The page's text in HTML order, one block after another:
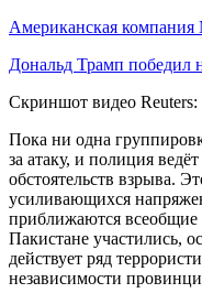
Американская компания
Дональд Трамп победил
Скриншот видео
Пока ни одна
за атаку, и полиция
обстоятельств взрыва.
усиливающихся
приближаются
Пакистане участились,
действует ряд
независимости